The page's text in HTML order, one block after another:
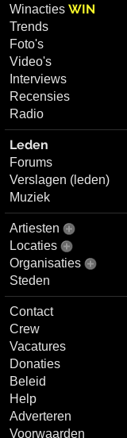
WinactiesWIN
Trends
Foto's
Video's
Interviews
Recensies
Radio
Leden
Forums
Verslagen (leden)
Muziek
Artiesten
Locaties
Organisaties
Steden
Contact
Crew
Vacatures
Donaties
Beleid
Help
Adverteren
Voorwaarden